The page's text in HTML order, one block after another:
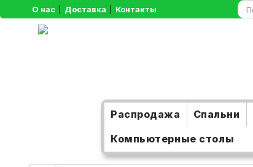
О нас Доставка Контакты
Распродажа Спальни
Компьютерные столы